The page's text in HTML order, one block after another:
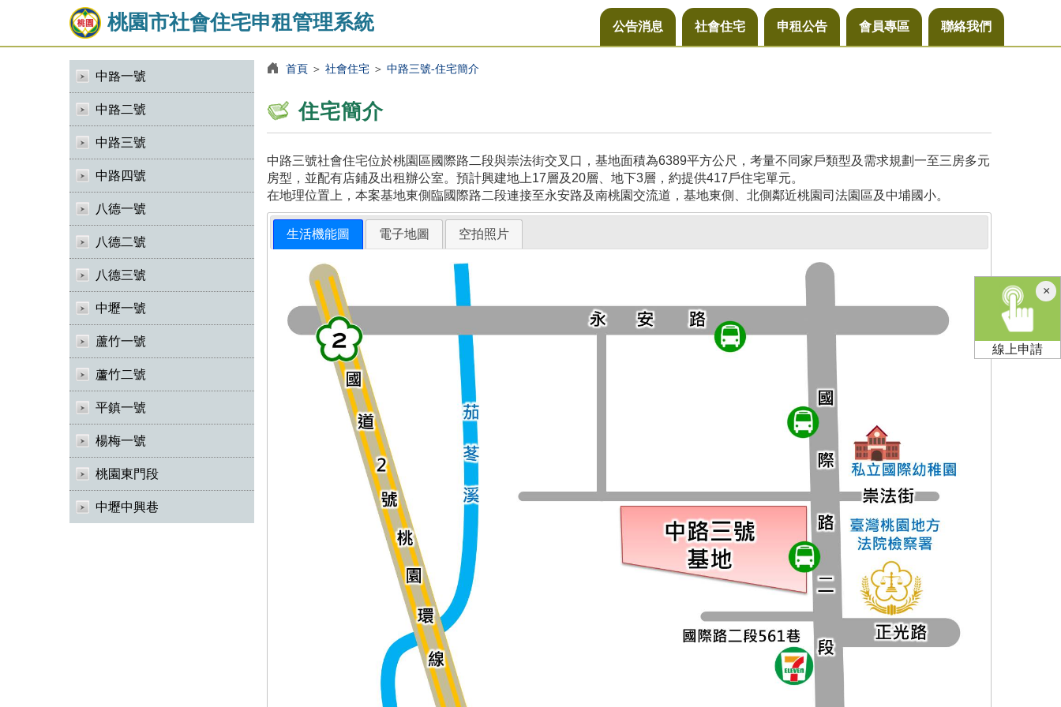
桃園市社會住宅申租管理系統 公告消息 社會住宅 申租公告 會員專區 聯絡我們
中路一號
中路二號
中路三號
中路四號
八德一號
八德二號
八德三號
中壢一號
蘆竹一號
蘆竹二號
平鎮一號
楊梅一號
桃園東門段
中壢中興巷
首頁＞ 社會住宅＞ 中路三號-住宅簡介
住宅簡介
中路三號社會住宅位於桃園區國際路二段與崇法街交叉口，基地面積為6389平方公尺，考量不同家戶類型及需求規劃一至三房多元
房型，並配有店鋪及出租辦公室。預計興建地上17層及20層、地下3層，約提供417戶住宅單元。
在地理位置上，本案基地東側臨國際路二段連接至永安路及南桃園交流道，基地東側、北側鄰近桃園司法園區及中埔國小。
生活機能圖 電子地圖 空拍照片
×關
閉
線上申請